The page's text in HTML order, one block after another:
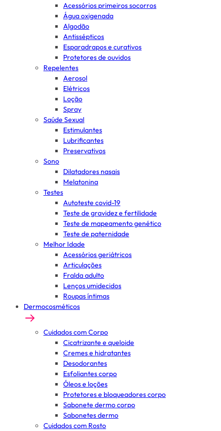
Acessórios primeiros socorros
Água oxigenada
Algodão
Antissépticos
Esparadrapos e curativos
Protetores de ouvidos
Repelentes
Aerosol
Elétricos
Loção
Spray
Saúde Sexual
Estimulantes
Lubrificantes
Preservativos
Sono
Dilatadores nasais
Melatonina
Testes
Autoteste covid-19
Teste de gravidez e fertilidade
Teste de mapeamento genético
Teste de paternidade
Melhor Idade
Acessórios geriátricos
Articulações
Fralda adulto
Lenços umidecidos
Roupas íntimas
Dermocosméticos
Cuidados com Corpo
Cicatrizante e queloide
Cremes e hidratantes
Desodorantes
Esfoliantes corpo
Óleos e loções
Protetores e bloqueadores corpo
Sabonete dermo corpo
Sabonetes dermo
Cuidados com Rosto